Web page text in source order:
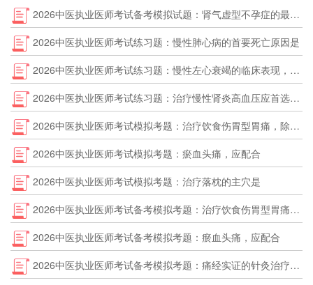
2026中医执业医师考试备考模拟试题：肾气虚型不孕症的最佳选方是
2026中医执业医师考试练习题：慢性肺心病的首要死亡原因是
2026中医执业医师考试练习题：慢性左心衰竭的临床表现，错误的是
2026中医执业医师考试练习题：治疗慢性肾炎高血压应首选的降压药是
2026中医执业医师考试模拟考题：治疗饮食伤胃型胃痛，除主穴外，还应加用
2026中医执业医师考试模拟考题：瘀血头痛，应配合
2026中医执业医师考试模拟考题：治疗落枕的主穴是
2026中医执业医师考试备考模拟考题：治疗饮食伤胃型胃痛，除主穴外，还应加用
2026中医执业医师考试备考模拟考题：瘀血头痛，应配合
2026中医执业医师考试备考模拟考题：痛经实证的针灸治疗宜选取